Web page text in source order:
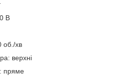
В
об./хв
верхні
пряме